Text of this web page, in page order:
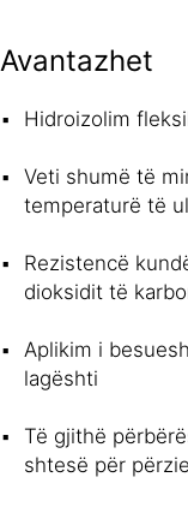
Avantazhet
Hidroizolim
Veti shumë të
temperaturë të
Rezistencë
dioksidit të
Aplikim i
lagështi
Të gjithë
shtesë për